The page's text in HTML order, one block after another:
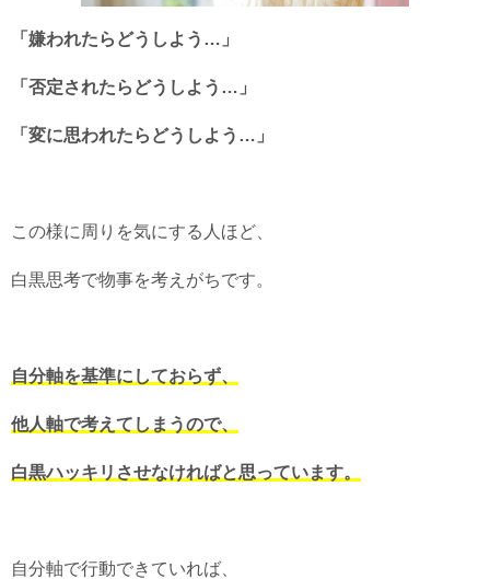
「嫌われたらどうしよう…」
「否定されたらどうしよう…」
「変に思われたらどうしよう…」
この様に周りを気にする人ほど、
白黒思考で物事を考えがちです。
自分軸を基準にしておらず、
他人軸で考えてしまうので、
白黒ハッキリさせなければと思っています。
自分軸で行動できていれば、